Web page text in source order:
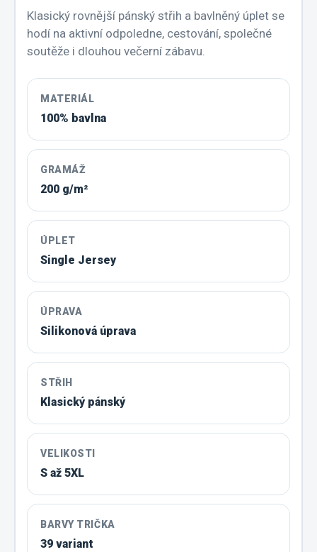
Klasický rovnější pánský střih a bavlněný úplet se
hodí na aktivní odpoledne, cestování, společné
soutěže i dlouhou večerní zábavu.
MATERIÁL
100% bavlna
GRAMÁŽ
200 g/m²
ÚPLET
Single Jersey
ÚPRAVA
Silikonová úprava
STŘIH
Klasický pánský
VELIKOSTI
S až 5XL
BARVY TRIČKA
39 variant